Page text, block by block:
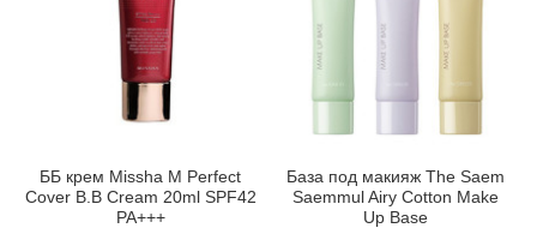
ББ крем Missha M Perfect
Cover B.B Cream 20ml SPF42
PA+++
База под макияж The Saem
Saemmul Airy Cotton Make
Up Base